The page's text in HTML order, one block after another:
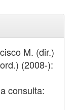
M. (dir.)
(2008-):
consulta: